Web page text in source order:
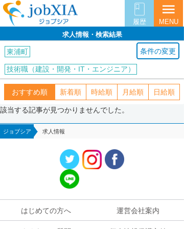
履歴
menu
MENU
求人情報・検索結果
条件の変更
東浦町
技術職（建設・開発・IT・エンジニア）
おすすめ順 新着順 時給順 月給順 日給順
該当する記事が見つかりませんでした。
ジョブシア 求人情報
はじめての方へ 運営会社案内